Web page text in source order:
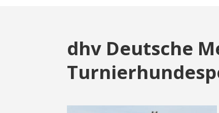
dhv Deutsche